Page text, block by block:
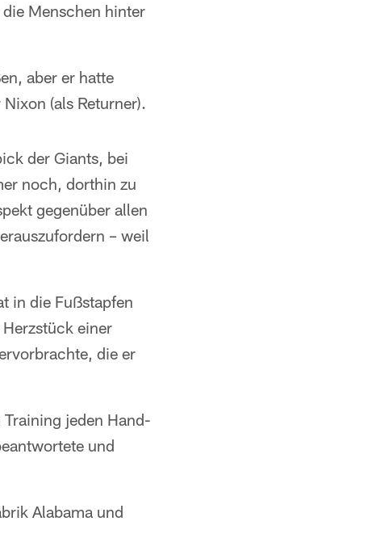
Menschen hinter
aber er hatte
(als Returner).
der Giants, bei
noch, dorthin zu
gegenüber allen
– weil
in die Fußstapfen
einer
die er
jeden Hand-
und
Alabama und